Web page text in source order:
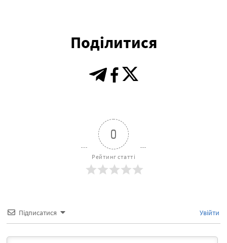
Поділитися
0
Рейтинг статті
Підписатися Увійти